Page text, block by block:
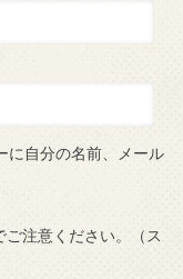
に自分の名前、メール
注意ください。（ス